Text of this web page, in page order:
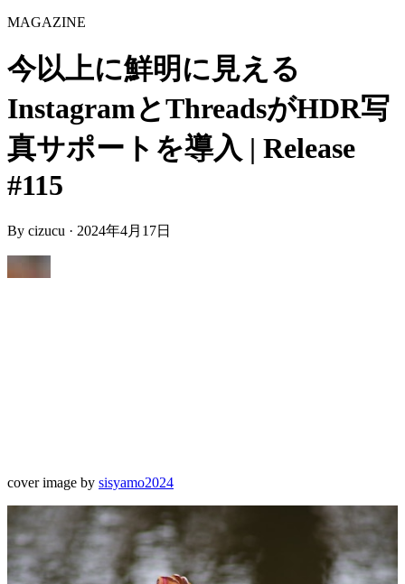
MAGAZINE
今以上に鮮明に見える
InstagramとThreadsがHDR写
真サポートを導入 | Release
#115
By cizucu · 2024年4月17日
cover image by sisyamo2024